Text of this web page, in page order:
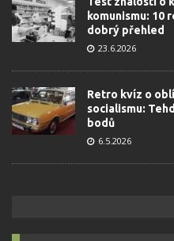
komunismu: 10
dobrý přehled
23.6.2026
Retro kvíz o
socialismu:
bodů
6.5.2026